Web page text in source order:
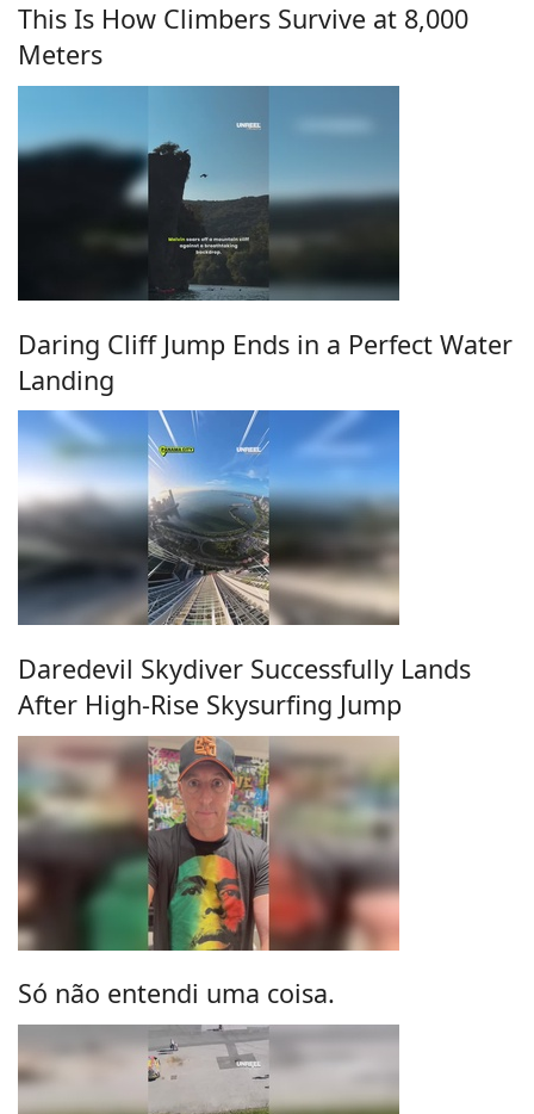
This Is How Climbers Survive at 8,000
Meters
Daring Cliff Jump Ends in a Perfect Water
Landing
Daredevil Skydiver Successfully Lands
After High-Rise Skysurfing Jump
Só não entendi uma coisa.